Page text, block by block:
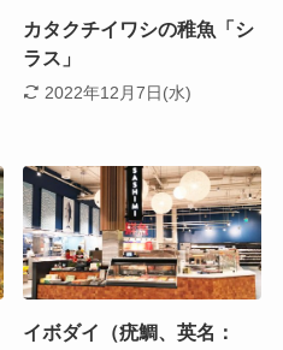
カタクチイワシの稚魚「シ
ラス」
2022年12月7日(水)
イボダイ（疣鯛、英名：